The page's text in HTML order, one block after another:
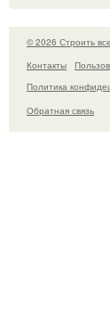
© 2026 Строить все
Контакты
Политика
Обратная связь